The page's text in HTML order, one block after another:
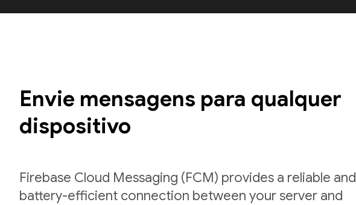
Envie mensagens para qualquer
dispositivo
Firebase Cloud Messaging (FCM) provides a reliable and
battery-efficient connection between your server and